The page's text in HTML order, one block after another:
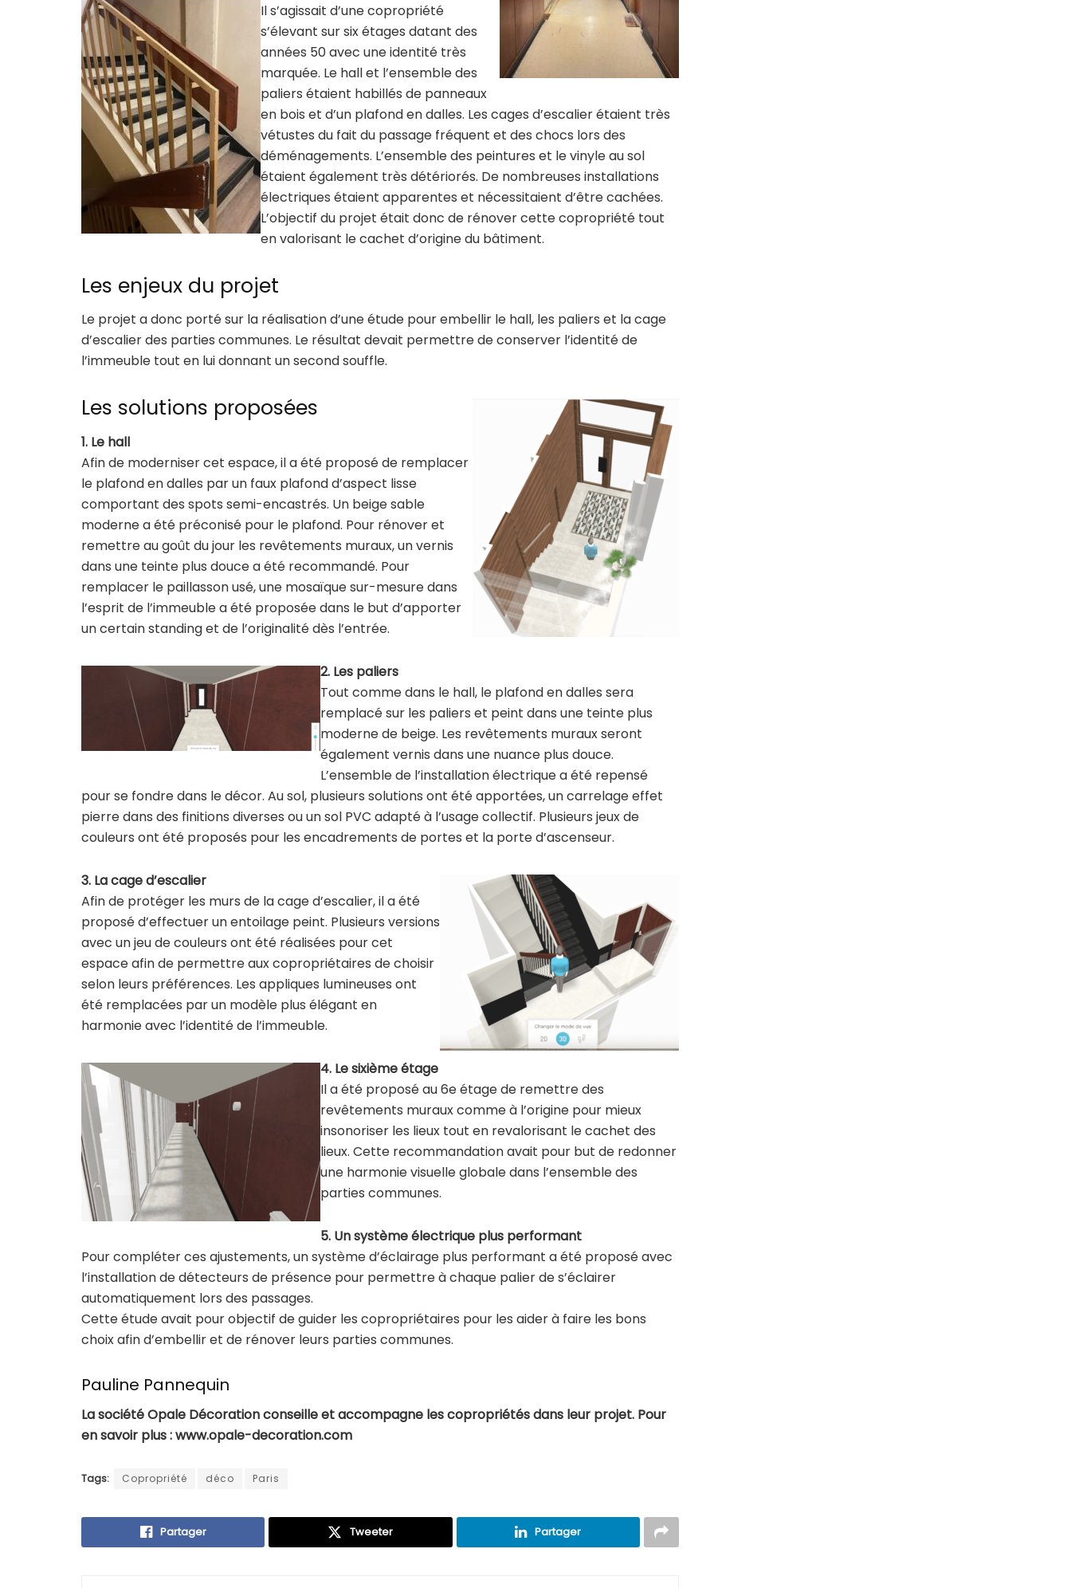
Il s’agissait d’une copropriété
s’élevant sur six étages datant des
années 50 avec une identité très
marquée. Le hall et l’ensemble des
paliers étaient habillés de panneaux
en bois et d’un plafond en dalles. Les cages d’escalier étaient très
vétustes du fait du passage fréquent et des chocs lors des
déménagements. L’ensemble des peintures et le vinyle au sol
étaient également très détériorés. De nombreuses installations
électriques étaient apparentes et nécessitaient d’être cachées.
L’objectif du projet était donc de rénover cette copropriété tout
en valorisant le cachet d’origine du bâtiment.
Les enjeux du projet
Le projet a donc porté sur la réalisation d’une étude pour embellir le hall, les paliers et la cage
d’escalier des parties communes. Le résultat devait permettre de conserver l’identité de
l’immeuble tout en lui donnant un second souffle.
Les solutions proposées
1. Le hall
Afin de moderniser cet espace, il a été proposé de remplacer
le plafond en dalles par un faux plafond d’aspect lisse
comportant des spots semi-encastrés. Un beige sable
moderne a été préconisé pour le plafond. Pour rénover et
remettre au goût du jour les revêtements muraux, un vernis
dans une teinte plus douce a été recommandé. Pour
remplacer le paillasson usé, une mosaïque sur-mesure dans
l’esprit de l’immeuble a été proposée dans le but d’apporter
un certain standing et de l’originalité dès l’entrée.
2. Les paliers
Tout comme dans le hall, le plafond en dalles sera
remplacé sur les paliers et peint dans une teinte plus
moderne de beige. Les revêtements muraux seront
également vernis dans une nuance plus douce.
L’ensemble de l’installation électrique a été repensé
pour se fondre dans le décor. Au sol, plusieurs solutions ont été apportées, un carrelage effet
pierre dans des finitions diverses ou un sol PVC adapté à l’usage collectif. Plusieurs jeux de
couleurs ont été proposés pour les encadrements de portes et la porte d’ascenseur.
3. La cage d’escalier
Afin de protéger les murs de la cage d’escalier, il a été
proposé d’effectuer un entoilage peint. Plusieurs versions
avec un jeu de couleurs ont été réalisées pour cet
espace afin de permettre aux copropriétaires de choisir
selon leurs préférences. Les appliques lumineuses ont
été remplacées par un modèle plus élégant en
harmonie avec l’identité de l’immeuble.
4. Le sixième étage
Il a été proposé au 6e étage de remettre des
revêtements muraux comme à l’origine pour mieux
insonoriser les lieux tout en revalorisant le cachet des
lieux. Cette recommandation avait pour but de redonner
une harmonie visuelle globale dans l’ensemble des
parties communes.
5. Un système électrique plus performant
Pour compléter ces ajustements, un système d’éclairage plus performant a été proposé avec
l’installation de détecteurs de présence pour permettre à chaque palier de s’éclairer
automatiquement lors des passages.
Cette étude avait pour objectif de guider les copropriétaires pour les aider à faire les bons
choix afin d’embellir et de rénover leurs parties communes.
Pauline Pannequin
La société Opale Décoration conseille et accompagne les copropriétés dans leur projet. Pour
en savoir plus : www.opale-decoration.com
Tags: Copropriété déco Paris
Partager Tweeter Partager